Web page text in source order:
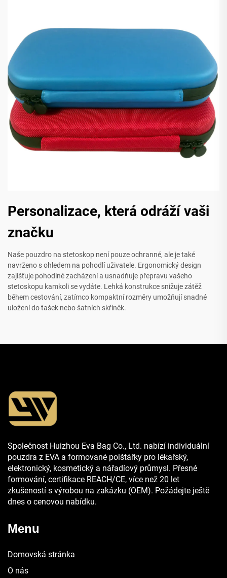
Personalizace, která odráží vaši
značku
Naše pouzdro na stetoskop není pouze ochranné, ale je také
navrženo s ohledem na pohodlí uživatele. Ergonomický design
zajišťuje pohodlné zacházení a usnadňuje přepravu vašeho
stetoskopu kamkoli se vydáte. Lehká konstrukce snižuje zátěž
během cestování, zatímco kompaktní rozměry umožňují snadné
uložení do tašek nebo šatních skříněk.
Společnost Huizhou Eva Bag Co., Ltd. nabízí individuální
pouzdra z EVA a formované polštářky pro lékařský,
elektronický, kosmetický a nářadíový průmysl. Přesné
formování, certifikace REACH/CE, více než 20 let
zkušeností s výrobou na zakázku (OEM). Požádejte ještě
dnes o cenovou nabídku.
Menu
Domovská stránka
O nás